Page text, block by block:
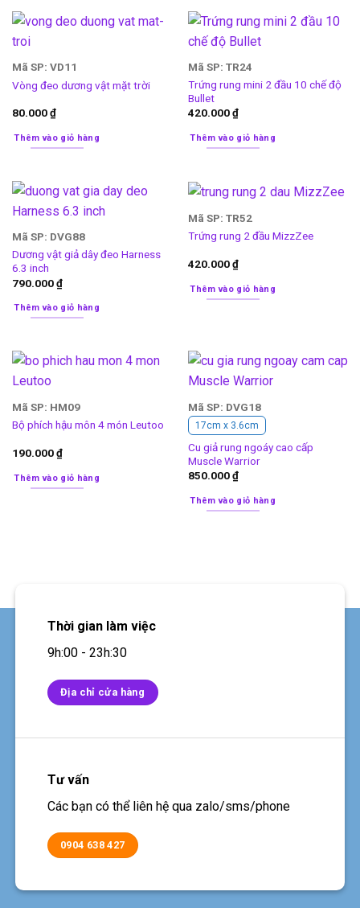
Mã SP: VD11
Vòng đeo dương vật mặt trời
80.000₫
Thêm vào giỏ hàng
Mã SP: TR24
Trứng rung mini 2 đầu 10 chế độ
Bullet
420.000₫
Thêm vào giỏ hàng
Mã SP: DVG88
Dương vật giả dây đeo Harness
6.3 inch
790.000₫
Thêm vào giỏ hàng
Mã SP: TR52
Trứng rung 2 đầu MizzZee
420.000₫
Thêm vào giỏ hàng
Mã SP: HM09
Bộ phích hậu môn 4 món Leutoo
190.000₫
Thêm vào giỏ hàng
Mã SP: DVG18
17cm x 3.6cm
Cu giả rung ngoáy cao cấp
Muscle Warrior
850.000₫
Thêm vào giỏ hàng
Thời gian làm việc
9h:00 - 23h:30
Địa chỉ cửa hàng
Tư vấn
Các bạn có thể liên hệ qua zalo/sms/phone
0904 638 427